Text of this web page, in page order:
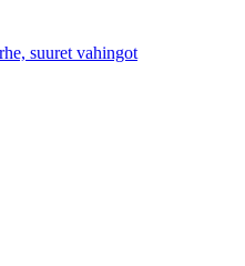
suuret vahingot